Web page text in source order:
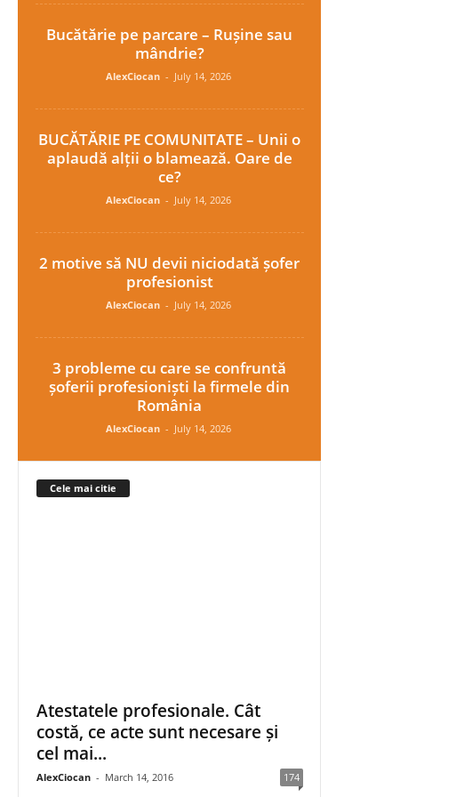
Bucătărie pe parcare – Rușine sau
mândrie?
AlexCiocan - July 14, 2026
BUCĂTĂRIE PE COMUNITATE – Unii o
aplaudă alții o blamează. Oare de
ce?
AlexCiocan - July 14, 2026
2 motive să NU devii niciodată șofer
profesionist
AlexCiocan - July 14, 2026
3 probleme cu care se confruntă
șoferii profesioniști la firmele din
România
AlexCiocan - July 14, 2026
Cele mai citie
Atestatele profesionale. Cât
costă, ce acte sunt necesare și
cel mai...
AlexCiocan - March 14, 2016 174